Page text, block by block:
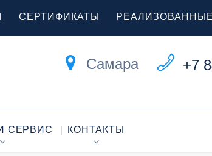
СЕРТИФИКАТЫ
+7
Самара
СЕРВИС КОНТАКТЫ